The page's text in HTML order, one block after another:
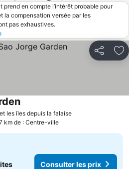
en compte l’intérêt probable pour
la compensation versée par les
pas exhaustives.
Partager
les îles depuis la falaise
km de : Centre-ville
Consulter les prix